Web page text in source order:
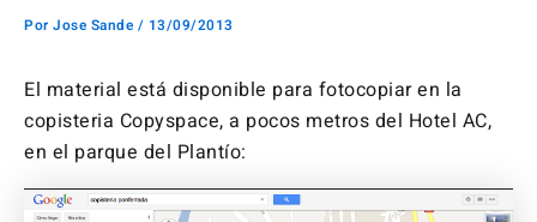
Por Jose Sande / 13/09/2013
El material está disponible para fotocopiar en la
copisteria Copyspace, a pocos metros del Hotel AC,
en el parque del Plantío: